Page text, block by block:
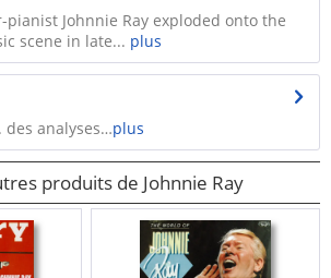
pianist Johnnie Ray exploded onto the
scene in late... plus
des analyses…plus
produits de Johnnie Ray